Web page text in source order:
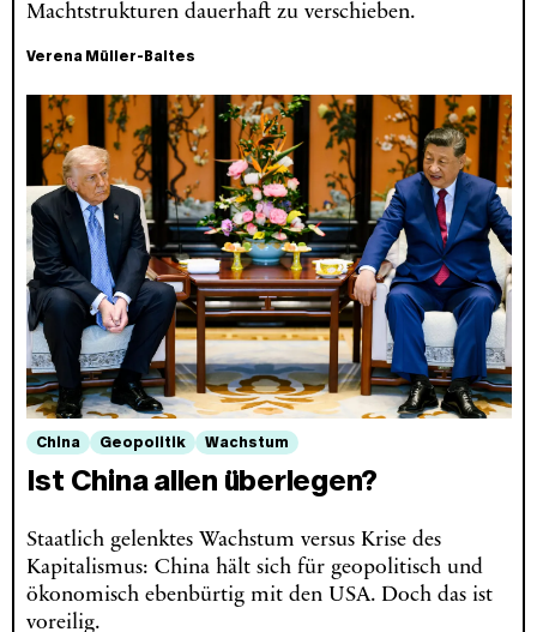
Machtstrukturen dauerhaft zu verschieben.
Verena Müller-Baltes
China Geopolitik Wachstum
Ist China allen überlegen?
Staatlich gelenktes Wachstum versus Krise des
Kapitalismus: China hält sich für geopolitisch und
ökonomisch ebenbürtig mit den USA. Doch das ist
voreilig.